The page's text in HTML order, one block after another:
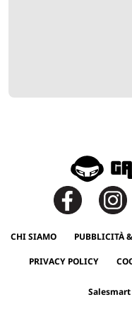
CHI SIAMO PUBBLICITÀ
PRIVACY POLICY
Salesmart